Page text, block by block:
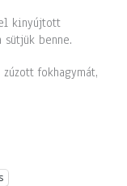
kinyújtott
benne.
fokhagymát,